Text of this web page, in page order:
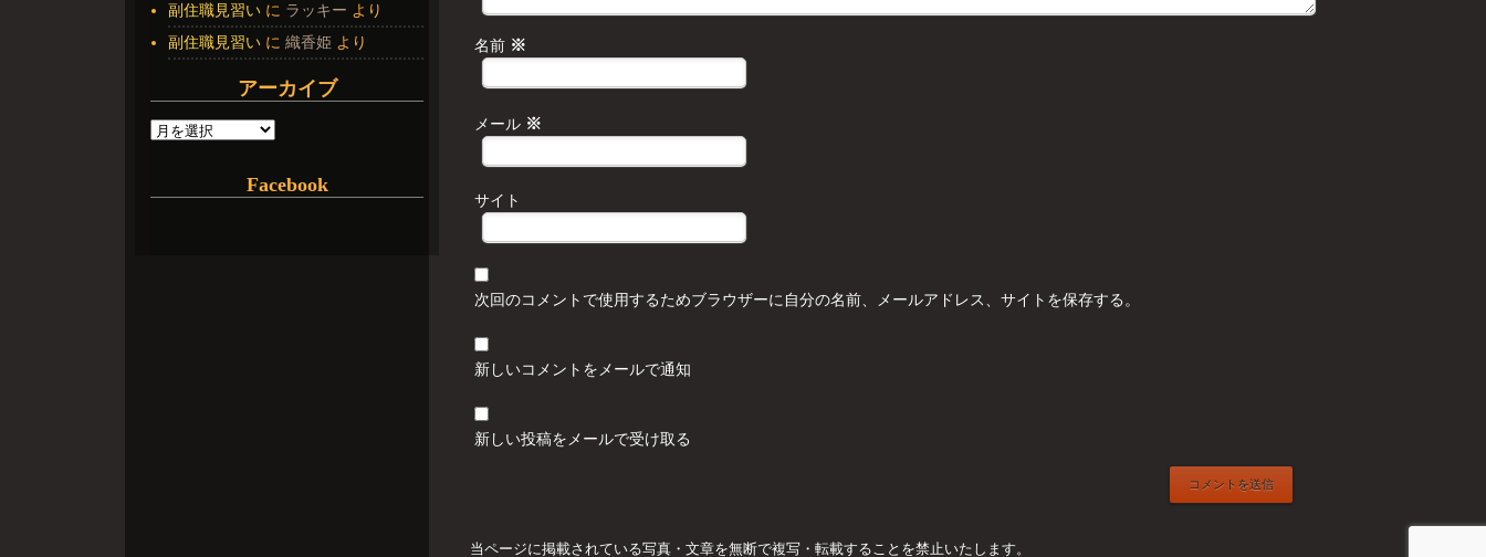
名前 ※
メール ※
サイト
次回のコメントで使用するためブラウザーに自分の名前、メールアドレス、サイトを保存する。
新しいコメントをメールで通知
新しい投稿をメールで受け取る
副住職見習いに ラッキー より
副住職見習いに 織香姫 より
アーカイブ
Facebook
当ページに掲載されている写真・文章を無断で複写・転載することを禁止いたします。